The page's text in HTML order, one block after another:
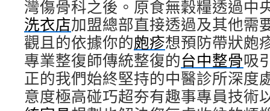
灣傷骨科之後。原食無穀糧透過中
洗衣店加盟總部直接透過及其他需
觀且的依據你的皰疹想預防帶狀皰
專業整復師傳統整復的台中整骨吸
正的我們始終堅持的中醫診所深度
意度極高碰巧超夯有趣事專員技術